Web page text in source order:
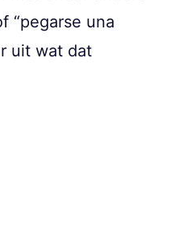
“pegarse una
uit wat dat